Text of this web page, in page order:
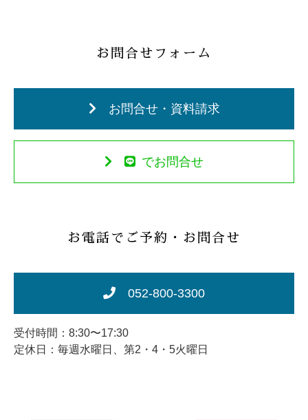
お問合せフォーム
お問合せ・資料請求
でお問合せ
お電話でご予約・お問合せ
052-800-3300
受付時間：8:30〜17:30
定休日：毎週水曜日、第2・4・5火曜日